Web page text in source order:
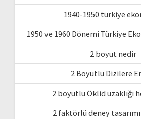
1940-1950 türkiye
1950 ve 1960 Dönemi Türkiye
2 boyut nedir
2 Boyutlu Dizilere
2 boyutlu Öklid uzaklığı
2 faktörlü deney